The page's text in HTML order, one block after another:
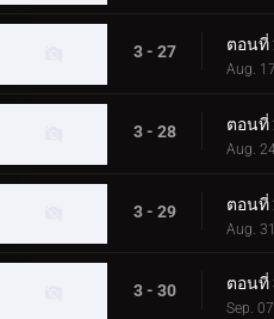
3 - 27
Aug.
3 - 28
Aug.
3 - 29
Aug.
3 - 30
Sep.